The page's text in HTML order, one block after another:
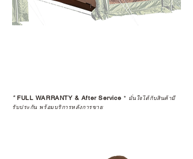
*FULL WARRANTY & After Service * มั่นใจได้กับสินค้ามี
รับประกัน พร้อมบริการหลังการขาย